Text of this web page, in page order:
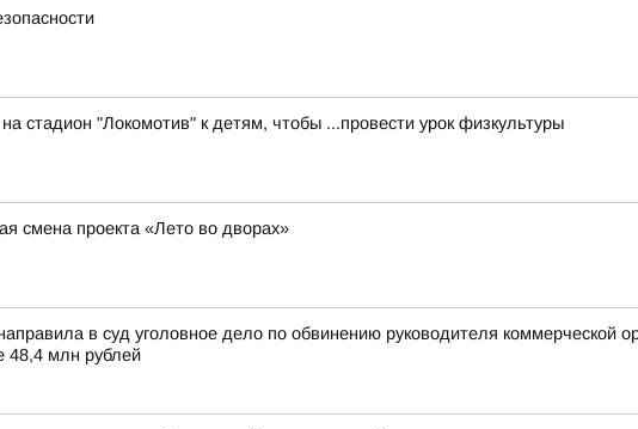
стадион "Локомотив" к детям, чтобы ...провести урок физкультуры
смена проекта «Лето во дворах»
в суд уголовное дело по обвинению руководителя коммерческой
48,4 млн рублей